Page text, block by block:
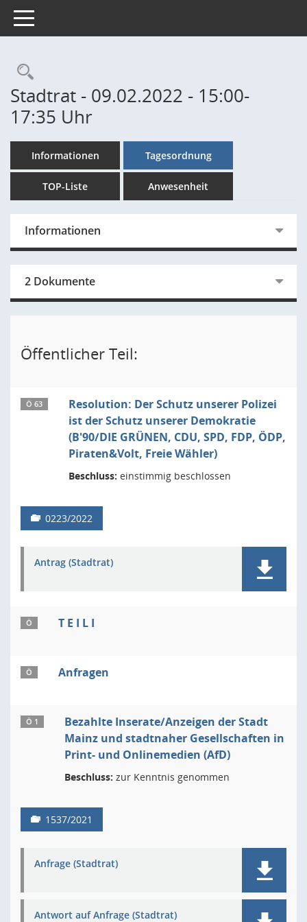
Toggle navigation
Rechercheauswahl
Stadtrat - 09.02.2022 - 15:00-
17:35 Uhr
Informationen Tagesordnung
TOP-Liste Anwesenheit
Informationen
2 Dokumente
Öffentlicher Teil:
Ö 63
Resolution: Der Schutz unserer Polizei
ist der Schutz unserer Demokratie
(B'90/DIE GRÜNEN, CDU, SPD, FDP, ÖDP,
Piraten&Volt, Freie Wähler)
Beschluss: einstimmig beschlossen
0223/2022
Antrag (Stadtrat)
Ö T E I L I
Ö Anfragen
Ö 1
Bezahlte Inserate/Anzeigen der Stadt
Mainz und stadtnaher Gesellschaften in
Print- und Onlinemedien (AfD)
Beschluss: zur Kenntnis genommen
1537/2021
Anfrage (Stadtrat)
Antwort auf Anfrage (Stadtrat)